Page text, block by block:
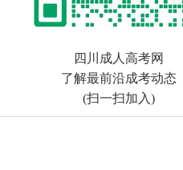
四川成人高考网
了解最前沿成考动态
(扫一扫加入)